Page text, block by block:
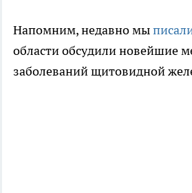
Напомним, недавно мы
области обсудили новейшие
заболеваний щитовидной